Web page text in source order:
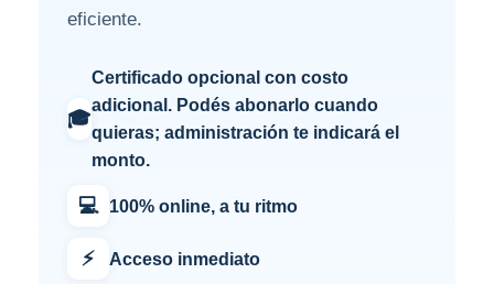
eficiente.
🎓
Certificado opcional con costo
adicional. Podés abonarlo cuando
quieras; administración te indicará el
monto.
💻 100% online, a tu ritmo
⚡ Acceso inmediato